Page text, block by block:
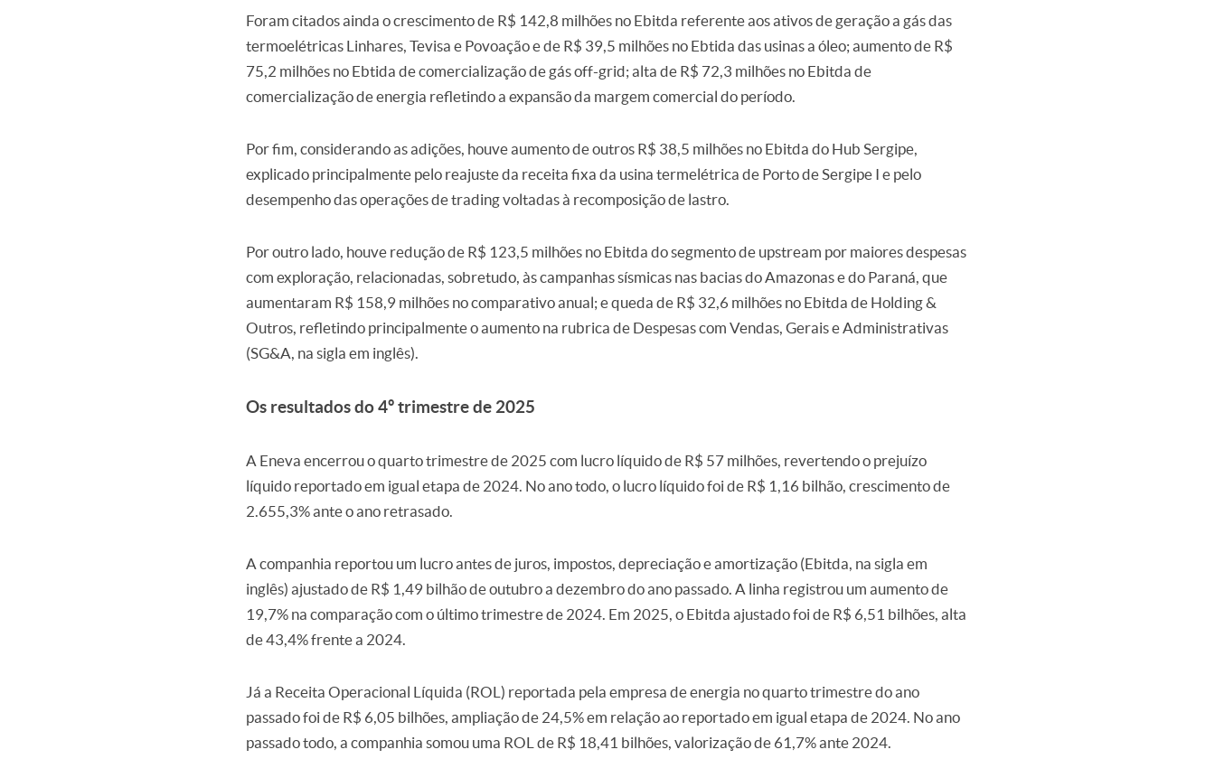
Foram citados ainda o crescimento de R$ 142,8 milhões no Ebitda referente aos ativos de geração a gás das
termoelétricas Linhares, Tevisa e Povoação e de R$ 39,5 milhões no Ebtida das usinas a óleo; aumento de R$
75,2 milhões no Ebtida de comercialização de gás off-grid; alta de R$ 72,3 milhões no Ebitda de
comercialização de energia refletindo a expansão da margem comercial do período.
Por fim, considerando as adições, houve aumento de outros R$ 38,5 milhões no Ebitda do Hub Sergipe,
explicado principalmente pelo reajuste da receita fixa da usina termelétrica de Porto de Sergipe I e pelo
desempenho das operações de trading voltadas à recomposição de lastro.
Por outro lado, houve redução de R$ 123,5 milhões no Ebitda do segmento de upstream por maiores despesas
com exploração, relacionadas, sobretudo, às campanhas sísmicas nas bacias do Amazonas e do Paraná, que
aumentaram R$ 158,9 milhões no comparativo anual; e queda de R$ 32,6 milhões no Ebitda de Holding &
Outros, refletindo principalmente o aumento na rubrica de Despesas com Vendas, Gerais e Administrativas
(SG&A, na sigla em inglês).
Os resultados do 4º trimestre de 2025
A Eneva encerrou o quarto trimestre de 2025 com lucro líquido de R$ 57 milhões, revertendo o prejuízo
líquido reportado em igual etapa de 2024. No ano todo, o lucro líquido foi de R$ 1,16 bilhão, crescimento de
2.655,3% ante o ano retrasado.
A companhia reportou um lucro antes de juros, impostos, depreciação e amortização (Ebitda, na sigla em
inglês) ajustado de R$ 1,49 bilhão de outubro a dezembro do ano passado. A linha registrou um aumento de
19,7% na comparação com o último trimestre de 2024. Em 2025, o Ebitda ajustado foi de R$ 6,51 bilhões, alta
de 43,4% frente a 2024.
Já a Receita Operacional Líquida (ROL) reportada pela empresa de energia no quarto trimestre do ano
passado foi de R$ 6,05 bilhões, ampliação de 24,5% em relação ao reportado em igual etapa de 2024. No ano
passado todo, a companhia somou uma ROL de R$ 18,41 bilhões, valorização de 61,7% ante 2024.